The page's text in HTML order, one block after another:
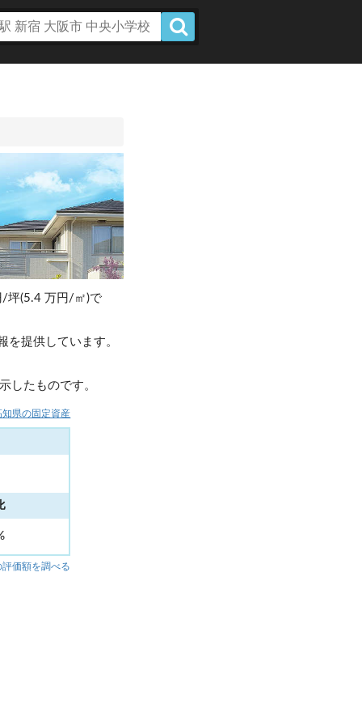
/坪(5.4 万円/㎡)で
を提供しています。
したものです。
知県の固定資産
価額を調べる